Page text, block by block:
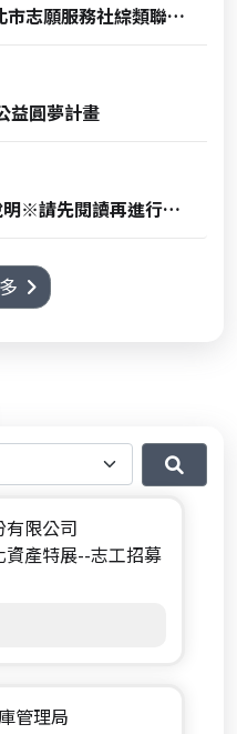
115年度第1次臺北市志願服務社綜類聯繫會報 會議紀錄下載
益圓夢計畫
新志工平台登入說明※請先閱讀再進行登入!
有限公司
產特展--志工招募
管理局